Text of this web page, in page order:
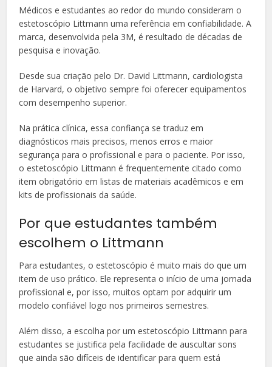
Médicos e estudantes ao redor do mundo consideram o
estetoscópio Littmann uma referência em confiabilidade. A
marca, desenvolvida pela 3M, é resultado de décadas de
pesquisa e inovação.
Desde sua criação pelo Dr. David Littmann, cardiologista
de Harvard, o objetivo sempre foi oferecer equipamentos
com desempenho superior.
Na prática clínica, essa confiança se traduz em
diagnósticos mais precisos, menos erros e maior
segurança para o profissional e para o paciente. Por isso,
o estetoscópio Littmann é frequentemente citado como
item obrigatório em listas de materiais acadêmicos e em
kits de profissionais da saúde.
Por que estudantes também
escolhem o Littmann
Para estudantes, o estetoscópio é muito mais do que um
item de uso prático. Ele representa o início de uma jornada
profissional e, por isso, muitos optam por adquirir um
modelo confiável logo nos primeiros semestres.
Além disso, a escolha por um estetoscópio Littmann para
estudantes se justifica pela facilidade de auscultar sons
que ainda são difíceis de identificar para quem está